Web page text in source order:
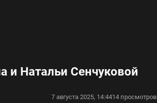
и Натальи Сенчуковой
7 августа 2025, 14:4414 просмотров